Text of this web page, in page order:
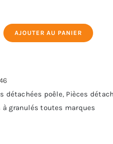
AJOUTER AU PANIER
détachées poêle, Pièces
à granulés toutes marques